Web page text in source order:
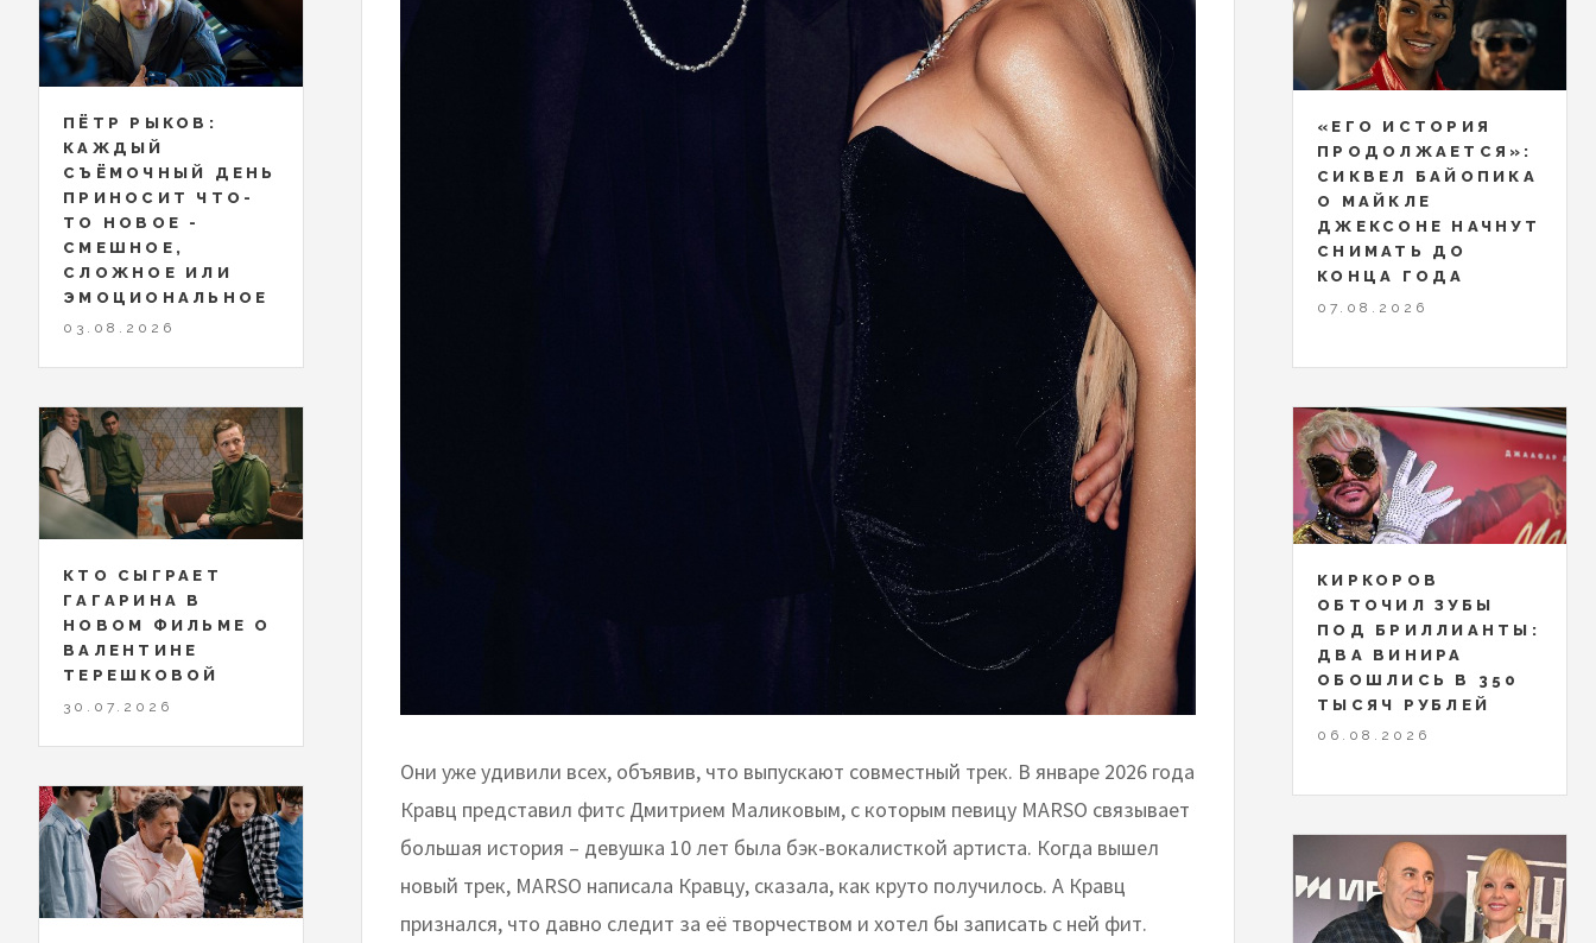
Они уже удивили всех, объявив, что выпускают совместный трек. В январе 2026 года
Кравц представил фитс Дмитрием Маликовым, с которым певицу MARSO связывает
большая история – девушка 10 лет была бэк-вокалисткой артиста. Когда вышел
новый трек, MARSO написала Кравцу, сказала, как круто получилось. А Кравц
признался, что давно следит за её творчеством и хотел бы записать с ней фит.
ПЁТР РЫКОВ:
КАЖДЫЙ
СЪЁМОЧНЫЙ ДЕНЬ
ПРИНОСИТ ЧТО-
ТО НОВОЕ -
СМЕШНОЕ,
СЛОЖНОЕ ИЛИ
ЭМОЦИОНАЛЬНОЕ
03.08.2026
КТО СЫГРАЕТ
ГАГАРИНА В
НОВОМ ФИЛЬМЕ О
ВАЛЕНТИНЕ
ТЕРЕШКОВОЙ
30.07.2026
«ЕГО ИСТОРИЯ
ПРОДОЛЖАЕТСЯ»:
СИКВЕЛ БАЙОПИКА
О МАЙКЛЕ
ДЖЕКСОНЕ НАЧНУТ
СНИМАТЬ ДО
КОНЦА ГОДА
07.08.2026
КИРКОРОВ
ОБТОЧИЛ ЗУБЫ
ПОД БРИЛЛИАНТЫ:
ДВА ВИНИРА
ОБОШЛИСЬ В 350
ТЫСЯЧ РУБЛЕЙ
06.08.2026